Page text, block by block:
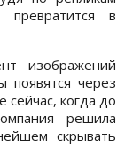
в
изображений
через
когда до
решила
скрывать